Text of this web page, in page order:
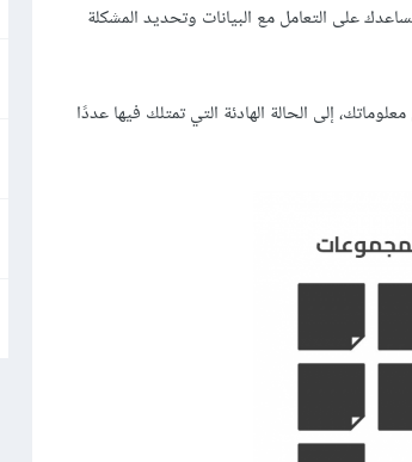
على التعامل مع البيانات وتحديد المشكلة
إلى الحالة الهادئة التي تمتلك فيها عددًا